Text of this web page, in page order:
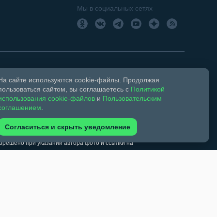
Мы в социальных сетях
о регистрации СМИ ЭЛ № ФС 77 –
праве и смежных правах.
Запрещается перепечатка более 30%
при указании автора фото и ссылки на
18+
сайте используются cookie-файлы. Продолжая
сайтом, вы соглашаетесь с Политикой
cookie-файлов и Пользовательским
Согласиться и скрыть уведомление